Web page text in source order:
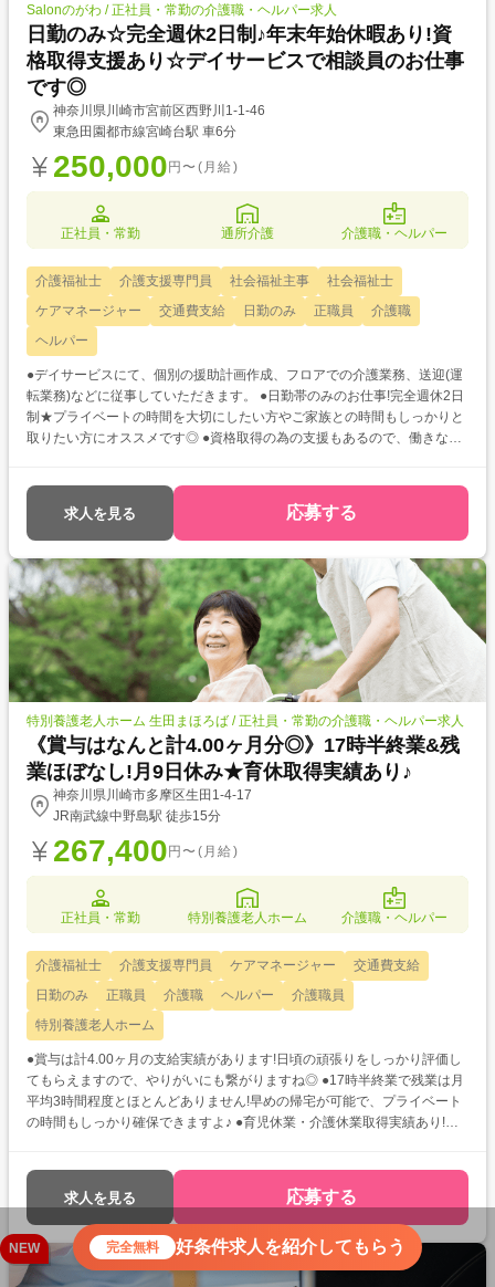
Salonのがわ / 正社員・常勤の介護職・ヘルパー求人
日勤のみ☆完全週休2日制♪年末年始休暇あり!資
格取得支援あり☆デイサービスで相談員のお仕事
です◎
神奈川県川崎市宮前区西野川1-1-46
東急田園都市線宮崎台駅 車6分
250,000 円〜(月給)
正社員・常勤 通所介護 介護職・ヘルパー
介護福祉士 介護支援専門員 社会福祉主事
社会福祉士
ケアマネージャー
交通費支給 日勤のみ 正職員
介護職
ヘルパー
●デイサービスにて、個別の援助計画作成、フロアでの介護業務、送迎(運
転業務)などに従事していただきます。 ●日勤帯のみのお仕事!完全週休2日
制★プライベートの時間を大切にしたい方やご家族との時間もしっかりと
取りたい方にオススメです◎ ●資格取得の為の支援もあるので、働きなが
求人を見る 応募する
特別養護老人ホーム 生田まほろば / 正社員・常勤の介護職・ヘルパー求人
《賞与はなんと計4.00ヶ月分◎》17時半終業&残
業ほぼなし!月9日休み★育休取得実績あり♪
神奈川県川崎市多摩区生田1-4-17
JR南武線中野島駅 徒歩15分
267,400 円〜(月給)
正社員・常勤 特別養護老人ホーム 介護職・ヘルパー
介護福祉士 介護支援専門員 ケアマネージャー
交通費支給
日勤のみ
正職員 介護職 ヘルパー
介護職員
特別養護老人ホーム
●賞与は計4.00ヶ月の支給実績があります!日頃の頑張りをしっかり評価し
てもらえますので、やりがいにも繋がりますね◎ ●17時半終業で残業は月
平均3時間程度とほとんどありません!早めの帰宅が可能で、プライベート
の時間もしっかり確保できますよ♪ ●育児休業・介護休業取得実績あり!ラ
求人を見る 応募する
NEW 完全無料 好条件求人を紹介してもらう